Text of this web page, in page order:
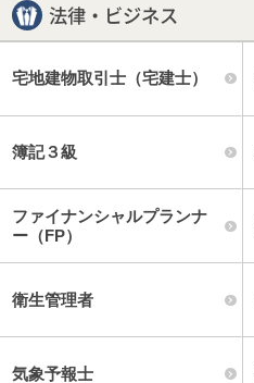
法律・ビジネス
宅地建物取引士（宅建士）
簿記３級
ファイナンシャルプランナ
ー（FP）
衛生管理者
気象予報士